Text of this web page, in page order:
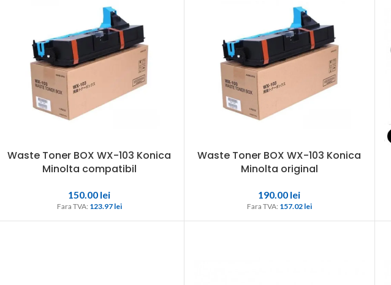
Waste Toner BOX WX-103 Konica
Minolta compatibil
150.00 lei
Fara TVA: 123.97 lei
Waste Toner BOX WX-103 Konica
Minolta original
190.00 lei
Fara TVA: 157.02 lei